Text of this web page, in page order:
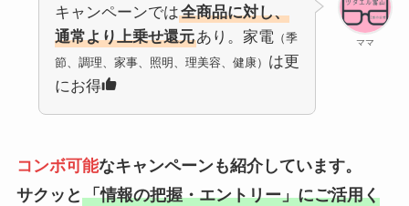
ママ
キャンペーンでは全商品に対し、
通常より上乗せ還元あり。家電（季
節、調理、家事、照明、理美容、健康） は更
にお得
コンボ可能なキャンペーンも紹介しています。
サクッと 「情報の把握・エントリー」にご活用く